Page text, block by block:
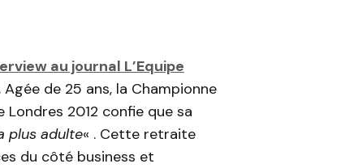
au journal L’Equipe
Agée de 25 ans, la Championne
2012 confie que sa
plus adulte« . Cette retraite
du côté business et